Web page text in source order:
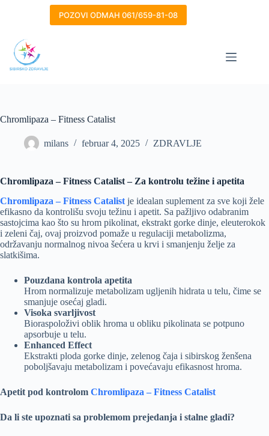
POZOVI ODMAH 061/659-81-08
Chromlipaza – Fitness Catalist
milans februar 4, 2025 ZDRAVLJE
Chromlipaza – Fitness Catalist – Za kontrolu težine i apetita
Chromlipaza – Fitness Catalist je idealan suplement za sve koji žele
efikasno da kontrolišu svoju težinu i apetit. Sa pažljivo odabranim
sastojcima kao što su hrom pikolinat, ekstrakt gorke dinje, eleuterokok
i zeleni čaj, ovaj proizvod pomaže u regulaciji metabolizma,
održavanju normalnog nivoa šećera u krvi i smanjenju želje za
slatkišima.
Pouzdana kontrola apetita
Hrom normalizuje metabolizam ugljenih hidrata u telu, čime se
smanjuje osećaj gladi.
Visoka svarljivost
Bioraspoloživi oblik hroma u obliku pikolinata se potpuno
apsorbuje u telu.
Enhanced Effect
Ekstrakti ploda gorke dinje, zelenog čaja i sibirskog ženšena
poboljšavaju metabolizam i povećavaju efikasnost hroma.
Apetit pod kontrolom Chromlipaza – Fitness Catalist
Da li ste upoznati sa problemom prejedanja i stalne gladi?